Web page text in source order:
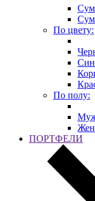
По цвету:
По полу:
ПОРТФЕЛИ